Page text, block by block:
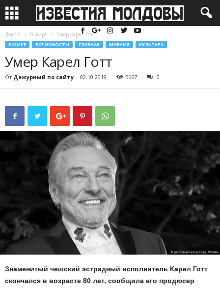
Домой В мире Умер Карел Готт
В МИРЕ ВСЕ НОВОСТИ ГЛАВНАЯ МНЕНИЯ КУЛЬТУРА
Умер Карел Готт
От Дежурный по сайту - 02.10.2019 5667 0
Знаменитый чешский эстрадный исполнитель Карел Готт
скончался в возрасте 80 лет, сообщила его продюсер